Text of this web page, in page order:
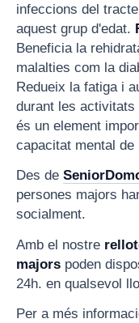
infeccions del
aquest grup d'edat.
Beneficia la
malalties com la
Redueix la fatiga i
durant les activitats
és un element
capacitat mental
Des de
persones majors
socialment.
Amb el nostre
majors poden
24h. en qualsevol
Per a més